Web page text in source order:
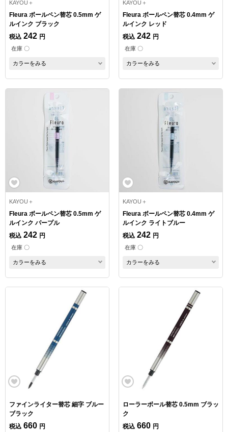
KAYOU＋
Fleura ボールペン替芯 0.5mm ゲ
ルインク ブラック
税込 242 円
在庫 〇
カラーをみる
KAYOU＋
Fleura ボールペン替芯 0.4mm ゲ
ルインク レッド
税込 242 円
在庫 〇
カラーをみる
KAYOU＋
Fleura ボールペン替芯 0.5mm ゲ
ルインク パープル
税込 242 円
在庫 〇
カラーをみる
KAYOU＋
Fleura ボールペン替芯 0.4mm ゲ
ルインク ライトブルー
税込 242 円
在庫 〇
カラーをみる
ファインライター替芯 細字 ブルー
ブラック
税込 660 円
ローラーボール替芯 0.5mm ブラッ
ク
税込 660 円